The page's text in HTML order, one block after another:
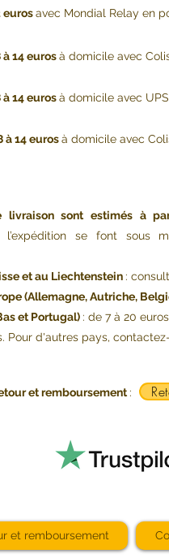
eurosavec Mondial Relay en
à 14 eurosà domicile avec
à 14 eurosà domicile avec
à 14 eurosà domicile avec
livraison sont estimés à
l’expédition se font sous
et au Liechtenstein :
(Allemagne, Autriche,
et Portugal) : de 7 à 20
Pour d'autres pays,
et remboursement :
et remboursement